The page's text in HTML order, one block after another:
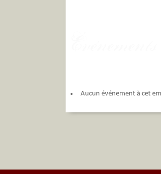
Aucun événement à cet